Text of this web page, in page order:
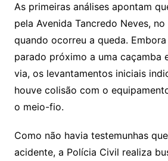
As primeiras análises apontam
pela Avenida Tancredo Neves,
quando ocorreu a queda.
parado próximo a uma caçamba
via, os levantamentos iniciais
houve colisão com o
o meio-fio.
Como não havia testemunhas
acidente, a Polícia Civil realiza